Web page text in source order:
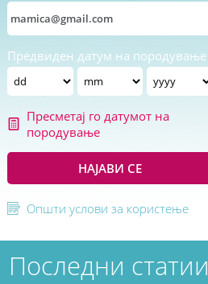
Предвиден датум на породување
Пресметај го датумот на
породување
НАЈАВИ СЕ
Општи услови за користење
Последни статии